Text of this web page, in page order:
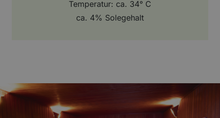
Temperatur: ca. 34° C
ca. 4% Solegehalt